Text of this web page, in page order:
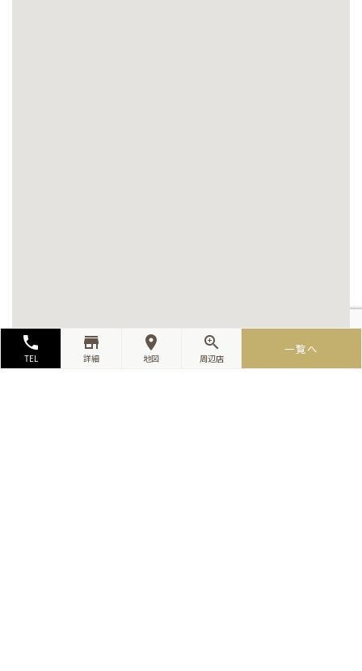
local_phone
TEL
store_mall_directory
詳細
room
地図
zoom_in
周辺店
一覧へ